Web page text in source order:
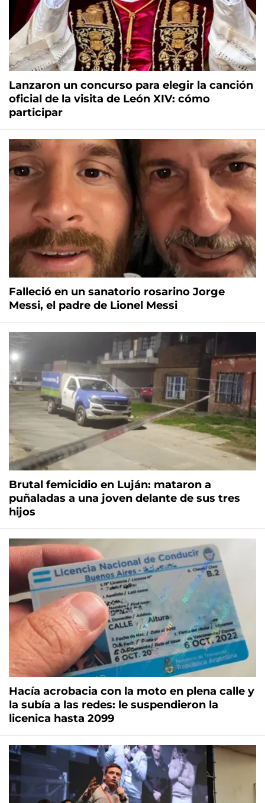
Lanzaron un concurso para elegir la canción
oficial de la visita de León XIV: cómo
participar
Falleció en un sanatorio rosarino Jorge
Messi, el padre de Lionel Messi
Brutal femicidio en Luján: mataron a
puñaladas a una joven delante de sus tres
hijos
Hacía acrobacia con la moto en plena calle y
la subía a las redes: le suspendieron la
licenica hasta 2099